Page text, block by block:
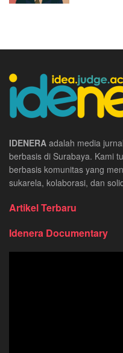
IDENERA adalah media
berbasis di Surabaya. Kami
berbasis komunitas yang
sukarela, kolaborasi, dan
Artikel Terbaru
Idenera Documentary